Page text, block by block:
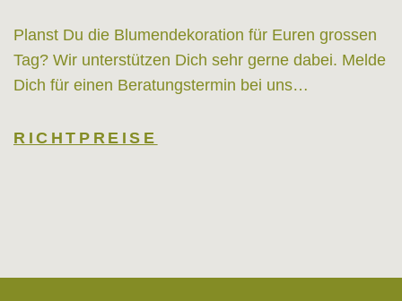
Planst Du die Blumendekoration für Euren grossen
Tag? Wir unterstützen Dich sehr gerne dabei. Melde
Dich für einen Beratungstermin bei uns…
RICHTPREISE